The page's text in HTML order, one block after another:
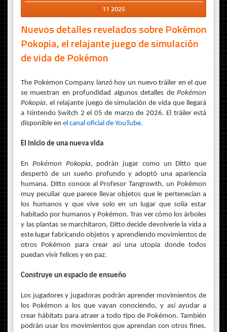
11 2025
Nuevos detalles revelados sobre Pokémon
Pokopia, el relajante juego de simulación
de vida de Pokémon
The Pokémon Company lanzó hoy un nuevo tráiler en el que
se muestran en profundidad algunos detalles de Pokémon
Pokopia, el relajante juego de simulación de vida que llegará
a Nintendo Switch 2 el 05 de marzo de 2026. El tráiler está
disponible en el canal oficial de YouTube.
El inicio de una nueva vida
En Pokémon Pokopia, podrán jugar como un Ditto que
despertó de un sueño profundo y adoptó una apariencia
humana. Ditto conoce al Profesor Tangrowth, un Pokémon
muy peculiar que parece llevar objetos que le pertenecían a
los humanos y que vive solo en un lugar que solía estar
habitado por humanos y Pokémon. Tras ver cómo los árboles
y las plantas se marchitaron, Ditto decide devolverle la vida a
este lugar fabricando objetos y aprendiendo movimientos de
otros Pokémon para crear así una utopía donde todos
puedan vivir felices y en paz.
Construye un espacio de ensueño
Los jugadores y jugadoras podrán aprender movimientos de
los Pokémon a los que vayan conociendo, y así ayudar a
crear hábitats para atraer a todo tipo de Pokémon. También
podrán usar los movimientos que aprendan con otros fines.